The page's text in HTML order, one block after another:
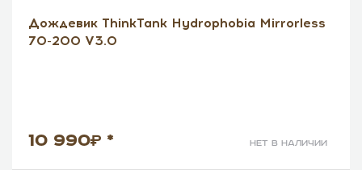
Дождевик ThinkTank Hydrophobia Mirrorless
70-200 V3.0
10 990 * нет в наличии